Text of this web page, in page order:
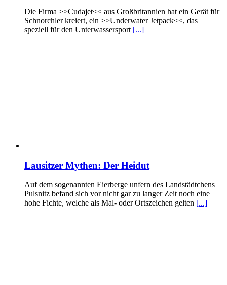
Die Firma >>Cudajet<< aus Großbritannien hat ein Gerät für
Schnorchler kreiert, ein >>Underwater Jetpack<<, das
speziell für den Unterwassersport [...]
Lausitzer Mythen: Der Heidut
Auf dem sogenannten Eierberge unfern des Landstädtchens
Pulsnitz befand sich vor nicht gar zu langer Zeit noch eine
hohe Fichte, welche als Mal- oder Ortszeichen gelten [...]